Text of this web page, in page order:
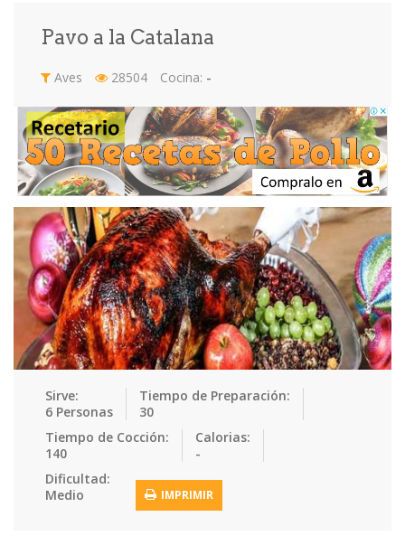
Ensaladas Equipment Frutas Galletas
Gelatinas Guarnicion… Helados Hot Dogs
Huevos Mariscos Mermeladas Muffins
Panes Para Niños Pastas Pasteles
Pescados Pizzas Platos Fue… Pollo
Postres Recetas de… Recetas Do… Recetas Fá…
Recetas Ke… Recetas Me…
Sandwiches Snacks
Tacos
Pavo a la Catalana
Aves 28504 Cocina: -
Sirve:
6 Personas
Tiempo de Preparación:
30
Tiempo de Cocción:
140
Calorias:
-
Dificultad:
Medio
IMPRIMIR